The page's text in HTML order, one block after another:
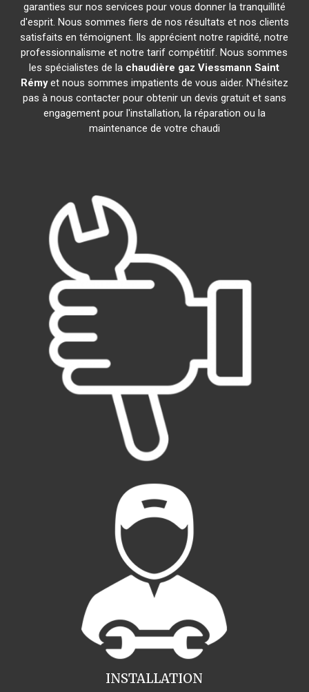
garanties sur nos services pour vous donner la tranquillité
d'esprit. Nous sommes fiers de nos résultats et nos clients
satisfaits en témoignent. Ils apprécient notre rapidité, notre
professionnalisme et notre tarif compétitif. Nous sommes
les spécialistes de la chaudière gaz Viessmann Saint
Rémyet nous sommes impatients de vous aider. N'hésitez
pas à nous contacter pour obtenir un devis gratuit et sans
engagement pour l'installation, la réparation ou la
maintenance de votre chaudi
INSTALLATION